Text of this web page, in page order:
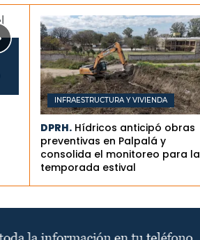
INFRAESTRUCTURA Y VIVIENDA
DPRH. Hídricos anticipó obras
preventivas en Palpalá y
consolida el monitoreo para la
temporada estival